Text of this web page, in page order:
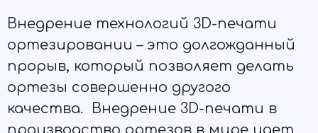
Внедрение технологий 3D-печати
ортезировании – это долгожданный
прорыв, который позволяет делать
ортезы совершенно другого
качества. Внедрение 3D-печати в